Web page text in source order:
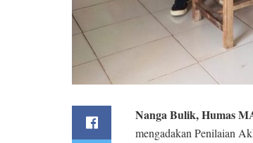
Nanga Bulik, Humas
mengadakan Penilaian